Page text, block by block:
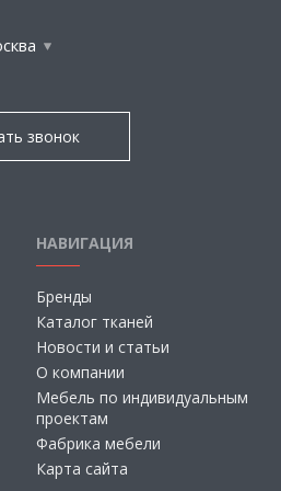
звонок
НАВИГАЦИЯ
Бренды
Каталог тканей
Новости и статьи
О компании
Мебель по индивидуальным
проектам
Фабрика мебели
Карта сайта